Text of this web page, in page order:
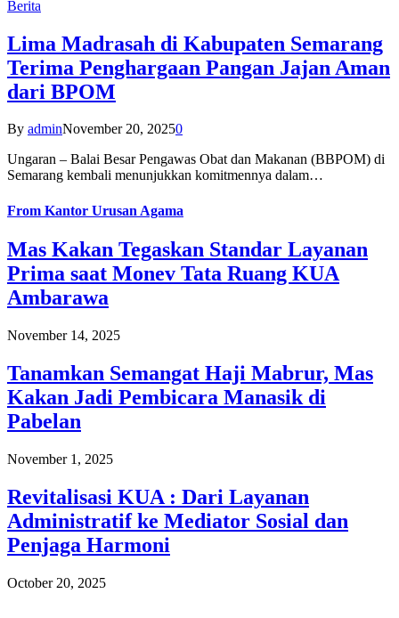
Berita
Lima Madrasah di Kabupaten Semarang
Terima Penghargaan Pangan Jajan Aman
dari BPOM
By adminNovember 20, 20250
Ungaran – Balai Besar Pengawas Obat dan Makanan (BBPOM) di
Semarang kembali menunjukkan komitmennya dalam…
From Kantor Urusan Agama
Mas Kakan Tegaskan Standar Layanan
Prima saat Monev Tata Ruang KUA
Ambarawa
November 14, 2025
Tanamkan Semangat Haji Mabrur, Mas
Kakan Jadi Pembicara Manasik di
Pabelan
November 1, 2025
Revitalisasi KUA : Dari Layanan
Administratif ke Mediator Sosial dan
Penjaga Harmoni
October 20, 2025